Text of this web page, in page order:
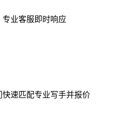
业客服即时响应
速匹配专业写手并报价